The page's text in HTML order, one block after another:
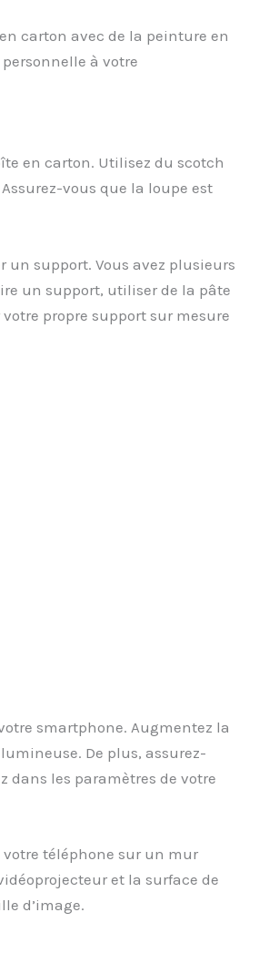
carton avec de la peinture en
à votre
en carton. Utilisez du scotch
vous que la loupe est
un support. Vous avez plusieurs
un support, utiliser de la pâte
propre support sur mesure
smartphone. Augmentez la
De plus, assurez-
dans les paramètres de votre
votre téléphone sur un mur
et la surface de
d’image.